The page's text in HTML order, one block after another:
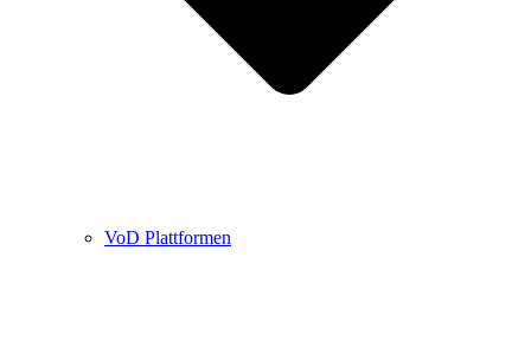
VoD Plattformen